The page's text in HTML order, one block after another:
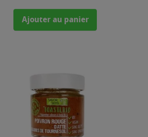
Ajouter au panier